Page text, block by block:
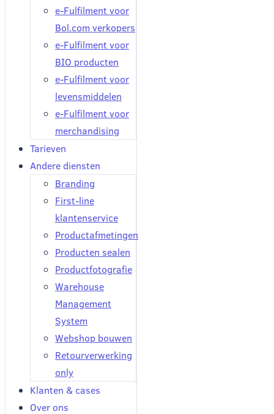
e-Fulfilment voor
Bol.com verkopers
e-Fulfilment voor
BIO producten
e-Fulfilment voor
levensmiddelen
e-Fulfilment voor
merchandising
Tarieven
Andere diensten
Branding
First-line
klantenservice
Productafmetingen
Producten sealen
Productfotografie
Warehouse
Management
System
Webshop bouwen
Retourverwerking
only
Klanten & cases
Over ons